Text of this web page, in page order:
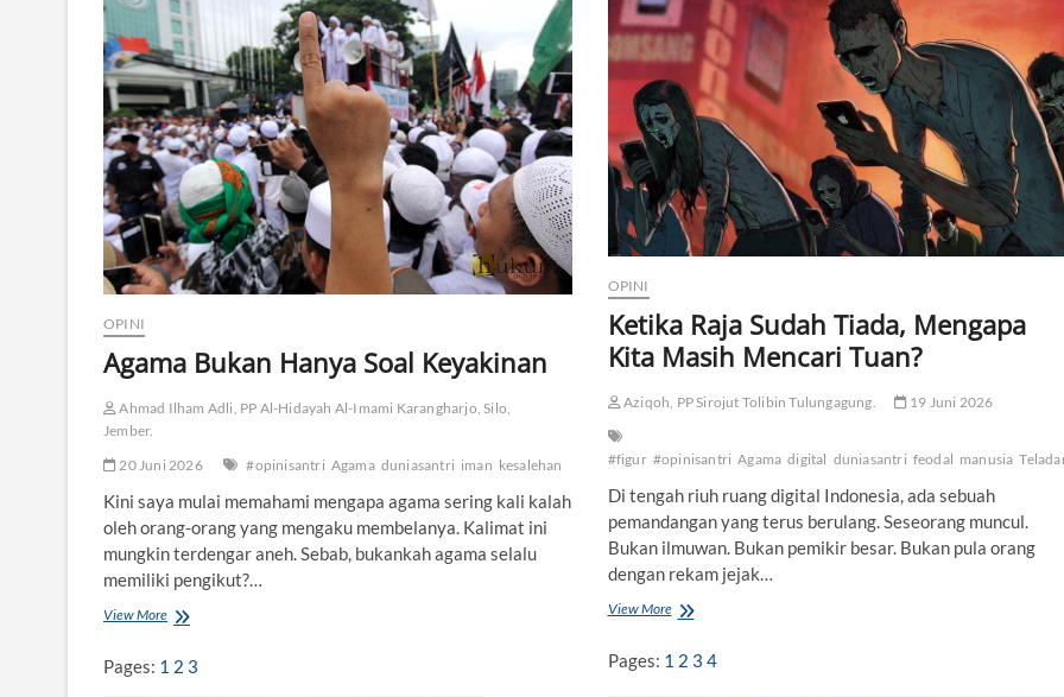
k
a
A
g
a
m
a
K
e
h
i
l
a
n
D
y
K
i
t
n
a
g
a
t
e
i
S
k
H
o
j
e
d
u
OPINI
Agama Bukan Hanya Soal Keyakinan
Ahmad Ilham Adli, PP Al-Hidayah Al-Imami Karangharjo, Silo,
Jember.
20 Juni 2026
#opinisantri Agama duniasantri iman kesalehan
Kini saya mulai memahami mengapa agama sering kali kalah
oleh orang-orang yang mengaku membelanya. Kalimat ini
mungkin terdengar aneh. Sebab, bukankah agama selalu
memiliki pengikut?…
View More
m
Pages: 1 2 3
OPINI
Ketika Raja Sudah Tiada, Mengapa
Kita Masih Mencari Tuan?
Aziqoh, PP Sirojut Tolibin Tulungagung. 19 Juni 2026
#figur #opinisantri Agama digital duniasantri feodal manusia
Di tengah riuh ruang digital Indonesia, ada sebuah
pemandangan yang terus berulang. Seseorang muncul.
Bukan ilmuwan. Bukan pemikir besar. Bukan pula orang
dengan rekam jejak…
View MoreK
i
Pages: 1 2 3 4